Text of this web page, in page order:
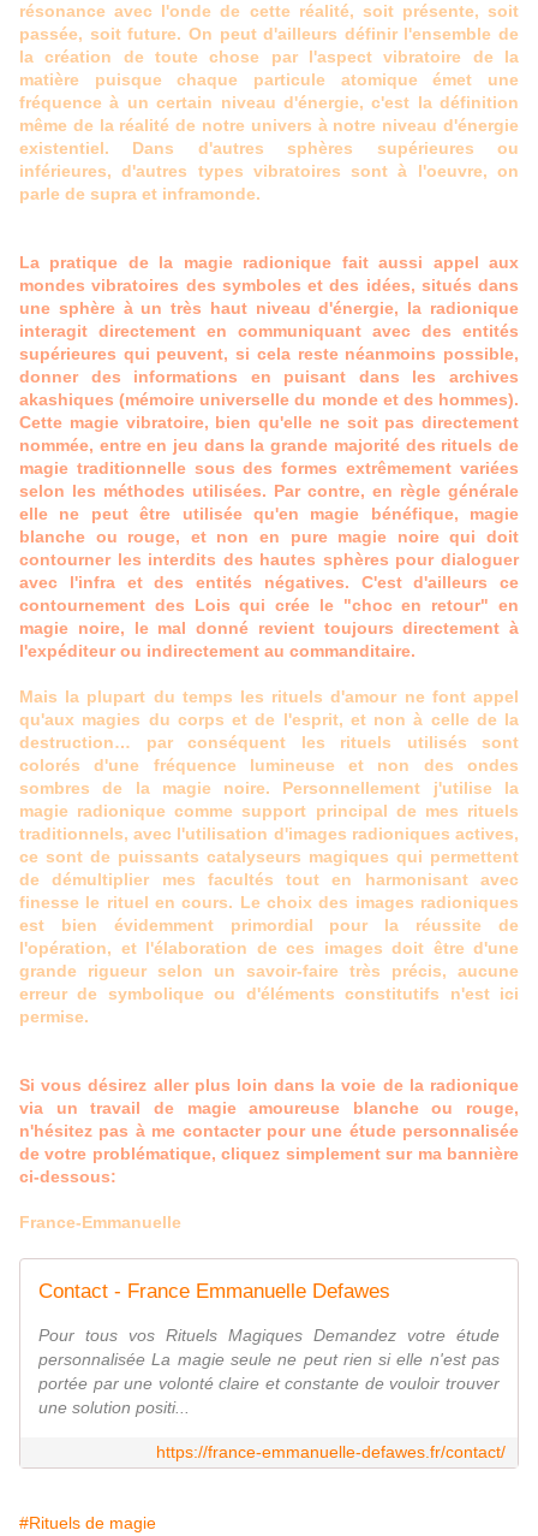
résonance avec l'onde de cette réalité, soit présente, soit
passée, soit future. On peut d'ailleurs définir l'ensemble de
la création de toute chose par l'aspect vibratoire de la
matière puisque chaque particule atomique émet une
fréquence à un certain niveau d'énergie, c'est la définition
même de la réalité de notre univers à notre niveau d'énergie
existentiel. Dans d'autres sphères supérieures ou
inférieures, d'autres types vibratoires sont à l'oeuvre, on
parle de supra et inframonde.
La pratique de la magie radionique fait aussi appel aux
mondes vibratoires des symboles et des idées, situés dans
une sphère à un très haut niveau d'énergie, la radionique
interagit directement en communiquant avec des entités
supérieures qui peuvent, si cela reste néanmoins possible,
donner des informations en puisant dans les archives
akashiques (mémoire universelle du monde et des hommes).
Cette magie vibratoire, bien qu'elle ne soit pas directement
nommée, entre en jeu dans la grande majorité des rituels de
magie traditionnelle sous des formes extrêmement variées
selon les méthodes utilisées. Par contre, en règle générale
elle ne peut être utilisée qu'en magie bénéfique, magie
blanche ou rouge, et non en pure magie noire qui doit
contourner les interdits des hautes sphères pour dialoguer
avec l'infra et des entités négatives. C'est d'ailleurs ce
contournement des Lois qui crée le "choc en retour" en
magie noire, le mal donné revient toujours directement à
l'expéditeur ou indirectement au commanditaire.
Mais la plupart du temps les rituels d'amour ne font appel
qu'aux magies du corps et de l'esprit, et non à celle de la
destruction… par conséquent les rituels utilisés sont
colorés d'une fréquence lumineuse et non des ondes
sombres de la magie noire. Personnellement j'utilise la
magie radionique comme support principal de mes rituels
traditionnels, avec l'utilisation d'images radioniques actives,
ce sont de puissants catalyseurs magiques qui permettent
de démultiplier mes facultés tout en harmonisant avec
finesse le rituel en cours. Le choix des images radioniques
est bien évidemment primordial pour la réussite de
l'opération, et l'élaboration de ces images doit être d'une
grande rigueur selon un savoir-faire très précis, aucune
erreur de symbolique ou d'éléments constitutifs n'est ici
permise.
Si vous désirez aller plus loin dans la voie de la radionique
via un travail de magie amoureuse blanche ou rouge,
n'hésitez pas à me contacter pour une étude personnalisée
de votre problématique, cliquez simplement sur ma bannière
ci-dessous:
France-Emmanuelle
Contact - France Emmanuelle Defawes
Pour tous vos Rituels Magiques Demandez votre étude
personnalisée La magie seule ne peut rien si elle n'est pas
portée par une volonté claire et constante de vouloir trouver
une solution positi...
https://france-emmanuelle-defawes.fr/contact/
#Rituels de magie